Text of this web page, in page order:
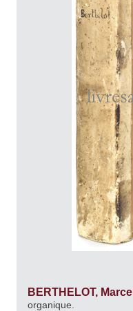
BERTHELOT,
organique.